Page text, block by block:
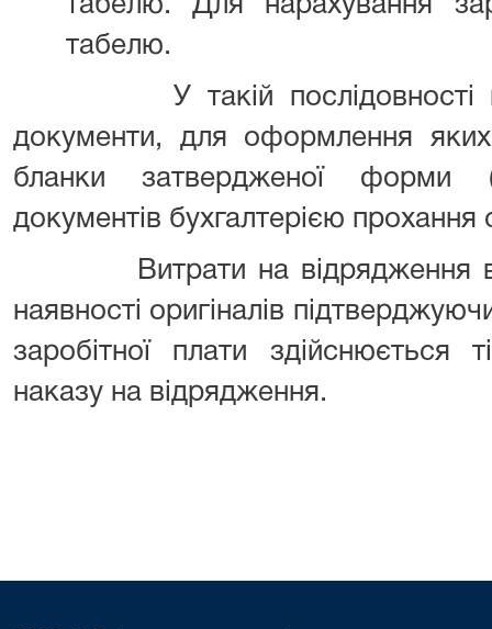
табелю.
У такій послідовності
документи, для оформлення яких
бланки затвердженої форми
документів бухгалтерією прохання
Витрати на відрядження
наявності оригіналів
заробітної плати здійснюється
наказу на відрядження.